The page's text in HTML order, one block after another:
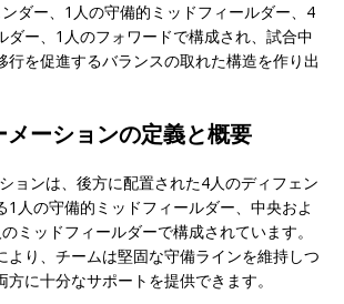
ダー、1人の守備的ミッドフィールダー、4
ダー、1人のフォワードで構成され、試合中
行を促進するバランスの取れた構造を作り出
ーションの定義と概要
ョンは、後方に配置された4人のディフェン
1人の守備的ミッドフィールダー、中央およ
ミッドフィールダーで構成されています。
より、チームは堅固な守備ラインを維持しつ
に十分なサポートを提供できます。